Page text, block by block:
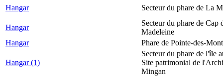
Hangar Secteur du phare de La
Hangar
Secteur du phare de Cap
Madeleine
Hangar
Phare de Pointe-des-
Hangar (1)
Secteur du phare de l'île
Site patrimonial de
Mingan